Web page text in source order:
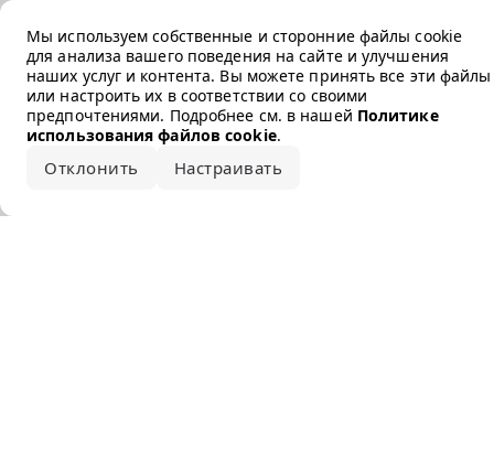
Мы используем собственные и сторонние файлы cookie
для анализа вашего поведения на сайте и улучшения
наших услуг и контента. Вы можете принять все эти файлы
или настроить их в соответствии со своими
предпочтениями. Подробнее см. в нашей Политике
использования файлов cookie.
Отклонить Настраивать
Error loading the brand